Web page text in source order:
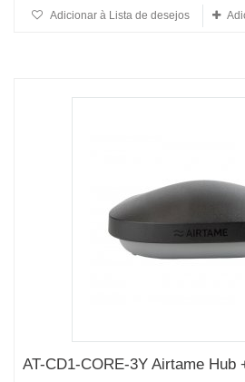
Adicionar à Lista de desejos
AT-CD1-CORE-3Y Airtame Hub